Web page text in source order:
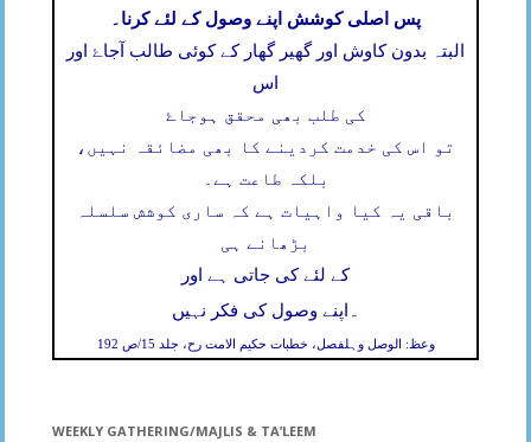
پس اصلی کوشش اپنے وصول کے لئے کرنا۔
البتہ بدون کاوش اور گھیر گھار کے کوئی طالب آجاۓ اور
اس
کی طلب بھی محقق ہوجاۓ
تو اس کی خدمت کردینے کا بھی مضائقہ نہیں،
بلکہ طاعت ہے۔
باقی یہ کیا واہیات ہے کہ ساری کوشش سلسلہ
بڑھانے ہی
کے لئے کی جاتی ہے اور
اپنے وصول کی فکر نہیں ۔
وعظ: الوصل وہلفصل، خطبات حکیم الامت رح، جلد 15/ص 192
WEEKLY GATHERING/MAJLIS & TA’LEEM